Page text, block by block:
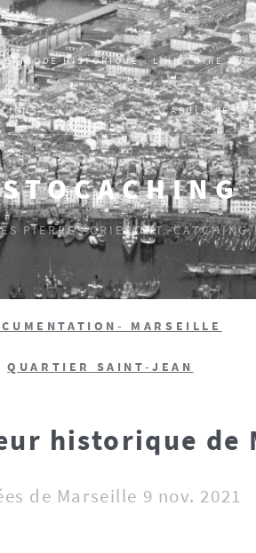
PIERRES CRIERONT.
ÉPISODE HISTORIQUE : L’HISTOIRE SUR
AR VOCABULAIRES
MARSEILLE
QUARTIER SAINT-JEAN
historique de
de Marseille 9 nov. 2021